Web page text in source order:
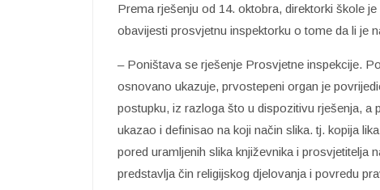
Prema rješenju od 14. oktobra, direktorki škole
obavijesti prosvjetnu inspektorku o tome da li je
– Poništava se rješenje Prosvjetne inspekcije.
osnovano ukazuje, prvostepeni organ je
postupku, iz razloga što u dispozitivu rješenja,
ukazao i definisao na koji način slika. tj. kopija lika
pored uramljenih slika književnika i prosvjetitelja
predstavlja čin religijskog djelovanja i povredu